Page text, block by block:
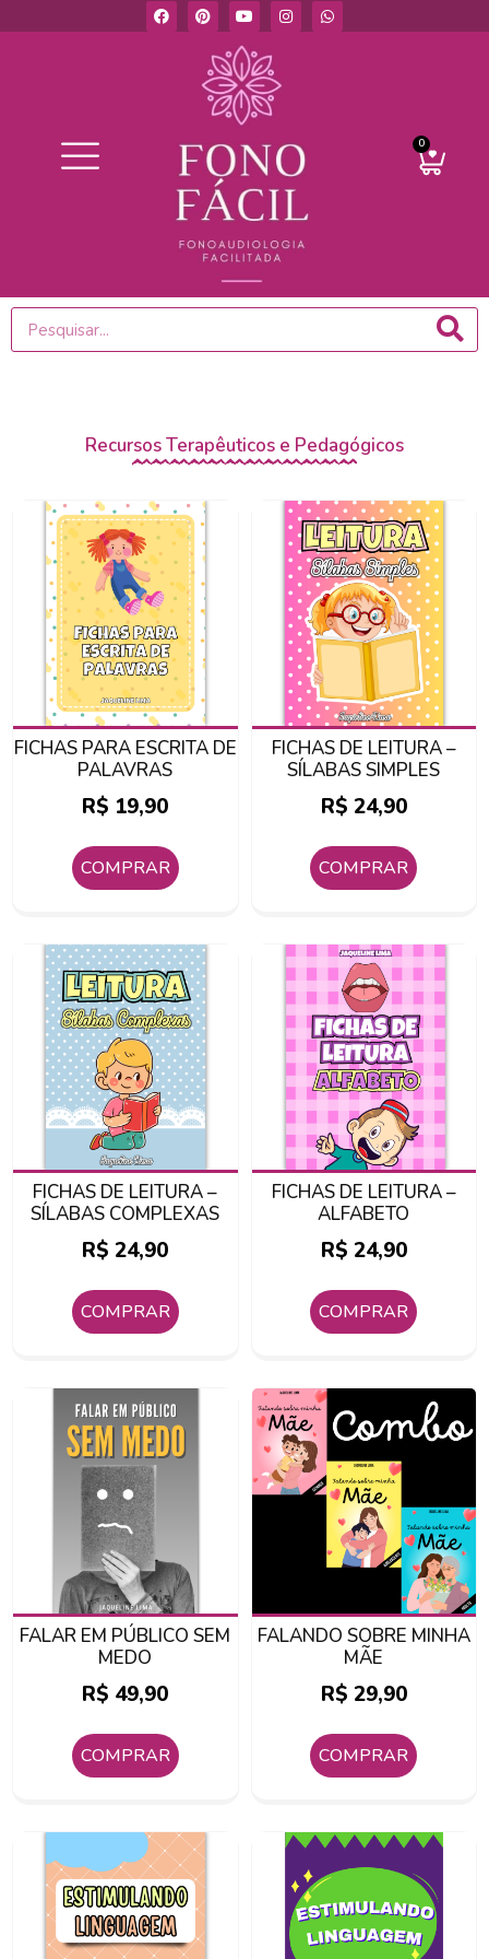
0
Recursos Terapêuticos e Pedagógicos
FICHAS PARA ESCRITA DE
PALAVRAS
R$ 19,90
COMPRAR
FICHAS DE LEITURA –
SÍLABAS SIMPLES
R$ 24,90
COMPRAR
FICHAS DE LEITURA –
SÍLABAS COMPLEXAS
R$ 24,90
COMPRAR
FICHAS DE LEITURA –
ALFABETO
R$ 24,90
COMPRAR
FALAR EM PÚBLICO SEM
MEDO
R$ 49,90
COMPRAR
FALANDO SOBRE MINHA
MÃE
R$ 29,90
COMPRAR